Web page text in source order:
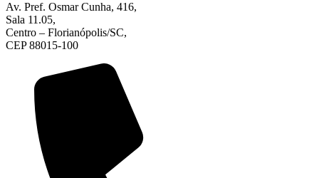
Av. Pref. Osmar Cunha, 416,
Sala 11.05,
Centro – Florianópolis/SC,
CEP 88015-100